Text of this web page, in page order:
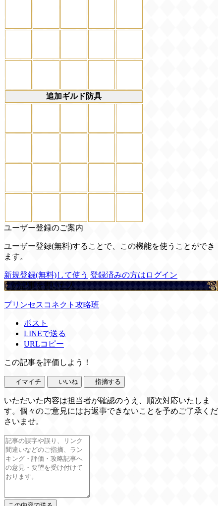
追加ギルド防具
ユーザー登録のご案内
ユーザー登録(無料)することで、この機能を使うことができ
ます。
新規登録(無料)して使う 登録済みの方はログイン
この記事を書いた人
プリンセスコネクト攻略班
ポスト
LINEで送る
URLコピー
この記事を評価しよう！
イマイチ いいね 指摘する
いただいた内容は担当者が確認のうえ、順次対応いたしま
す。個々のご意見にはお返事できないことを予めご了承くだ
さいませ。